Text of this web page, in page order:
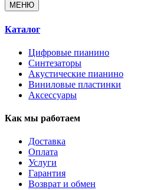
МЕНЮ
Каталог
Цифровые пианино
Синтезаторы
Акустические пианино
Виниловые пластинки
Аксессуары
Как мы работаем
Доставка
Оплата
Услуги
Гарантия
Возврат и обмен